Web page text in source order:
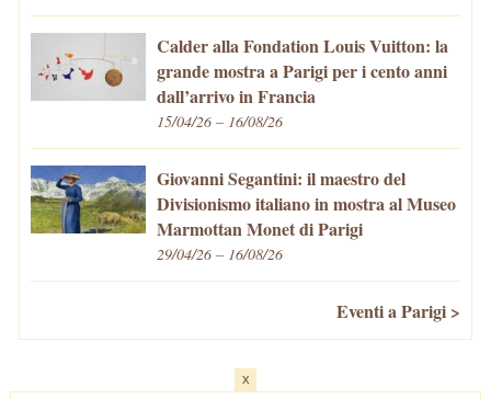
Calder alla Fondation Louis Vuitton: la
grande mostra a Parigi per i cento anni
dall’arrivo in Francia
15/04/26 – 16/08/26
Giovanni Segantini: il maestro del
Divisionismo italiano in mostra al Museo
Marmottan Monet di Parigi
29/04/26 – 16/08/26
Eventi a Parigi >
x